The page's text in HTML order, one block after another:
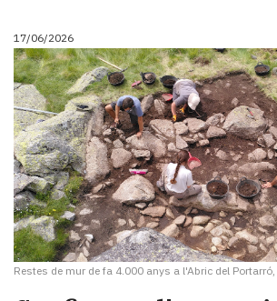
17/06/2026
Restes de mur de fa 4.000 anys a l'Abric del